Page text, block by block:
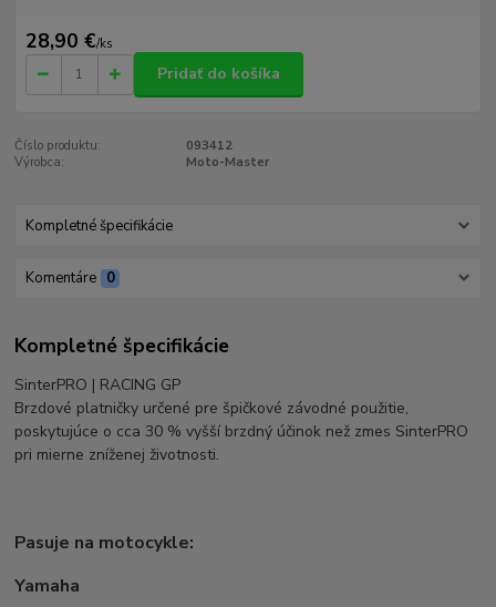
28,90 €/ks
Pridať do košíka
Číslo produktu:
093412
Výrobca:
Moto-Master
Kompletné špecifikácie
Komentáre 0
Kompletné špecifikácie
SinterPRO | RACING GP
Brzdové platničky určené pre špičkové závodné použitie,
poskytujúce o cca 30 % vyšší brzdný účinok než zmes SinterPRO
pri mierne zníženej životnosti.
Pasuje na motocykle:
Yamaha